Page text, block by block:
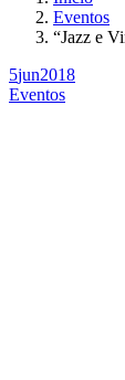
Eventos
“Jazz e
5jun2018
Eventos